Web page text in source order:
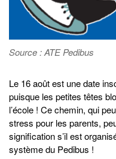
Source : ATE Pedibus
Le 16 août est une date
puisque les petites têtes
l’école ! Ce chemin, qui
stress pour les parents,
signification s’il est
système du Pedibus !